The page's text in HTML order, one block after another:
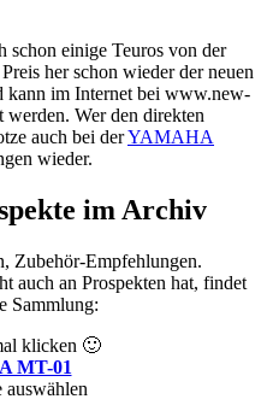
schon einige Teuros von der
her schon wieder der neuen
kann im Internet bei www.new-
Wer den direkten
auch bei derYAMAHA
wieder.
im Archiv
Zubehör-Empfehlungen.
auch an Prospekten hat, findet
Sammlung:
klicken 🙂
MT-01
auswählen